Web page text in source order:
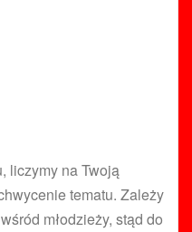
liczymy na Twoją
tematu. Zależy
młodzieży, stąd do